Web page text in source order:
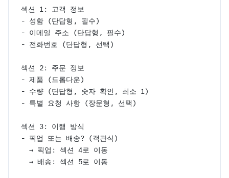
섹션 1: 고객 정보
- 성함 (단답형, 필수)
- 이메일 주소 (단답형, 필수)
- 전화번호 (단답형, 선택)
섹션 2: 주문 정보
- 제품 (드롭다운)
- 수량 (단답형, 숫자 확인, 최소 1)
- 특별 요청 사항 (장문형, 선택)
섹션 3: 이행 방식
- 픽업 또는 배송? (객관식)
  → 픽업: 섹션 4로 이동
  → 배송: 섹션 5로 이동